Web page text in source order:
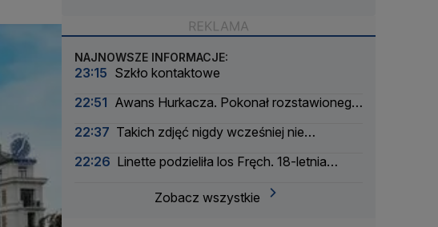
NAJNOWSZE INFORMACJE:
23:15 Szkło kontaktowe
22:51 Awans Hurkacza. Pokonał rozstawionego
22:37 Takich zdjęć nigdy wcześniej nie
22:26 Linette podzieliła los Fręch. 18-letnia
Zobacz wszystkie